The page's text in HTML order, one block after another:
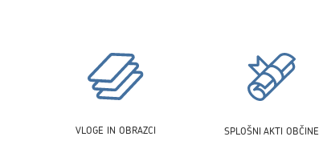
VLOGE IN OBRAZCI SPLOŠNI AKTI OBČINE